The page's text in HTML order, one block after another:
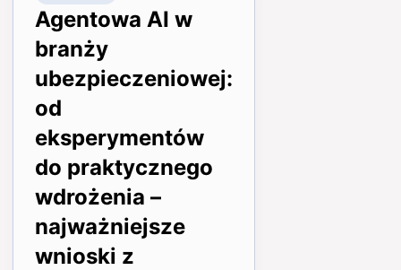
Agentowa AI w
branży
ubezpieczeniowej:
od
eksperymentów
do praktycznego
wdrożenia –
najważniejsze
wnioski z